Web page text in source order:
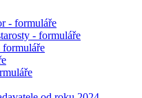
- formuláře
- formuláře